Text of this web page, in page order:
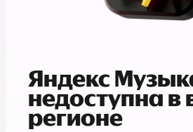
Яндекс
недоступна
регионе